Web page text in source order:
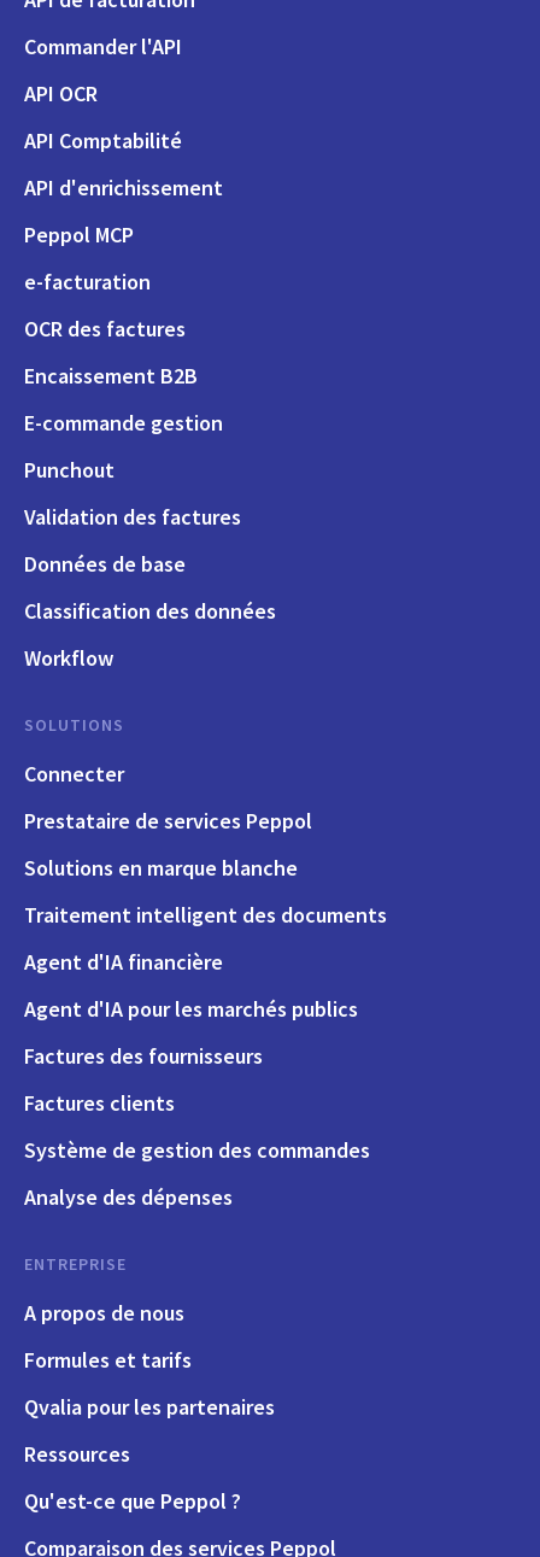
Commander l'API
API OCR
API Comptabilité
API d'enrichissement
Peppol MCP
e-facturation
OCR des factures
Encaissement B2B
E-commande gestion
Punchout
Validation des factures
Données de base
Classification des données
Workflow
SOLUTIONS
Connecter
Prestataire de services Peppol
Solutions en marque blanche
Traitement intelligent des documents
Agent d'IA financière
Agent d'IA pour les marchés publics
Factures des fournisseurs
Factures clients
Système de gestion des commandes
Analyse des dépenses
ENTREPRISE
A propos de nous
Formules et tarifs
Qvalia pour les partenaires
Ressources
Qu'est-ce que Peppol ?
Comparaison des services Peppol